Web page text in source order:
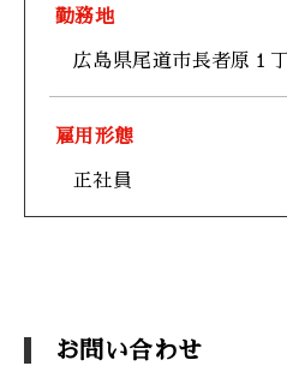
勤務地
広島県尾道市長者原１
雇用形態
正社員
お問い合わせ